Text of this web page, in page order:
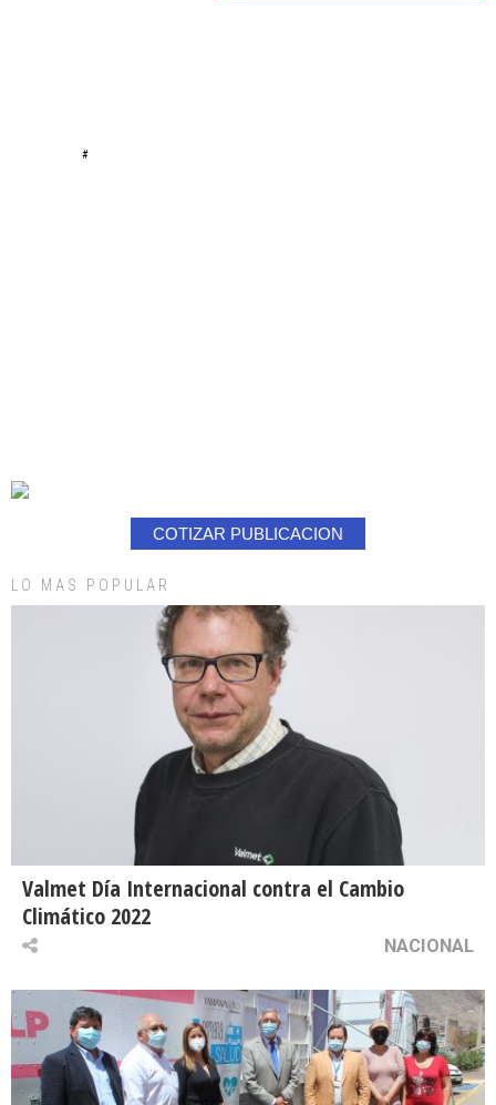
#
COTIZAR PUBLICACION
LO MAS POPULAR
Valmet Día Internacional contra el Cambio
Climático 2022
NACIONAL